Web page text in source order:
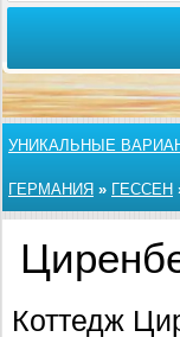
УНИКАЛЬНЫЕ
ГЕРМАНИЯ » ГЕССЕН
Коттедж